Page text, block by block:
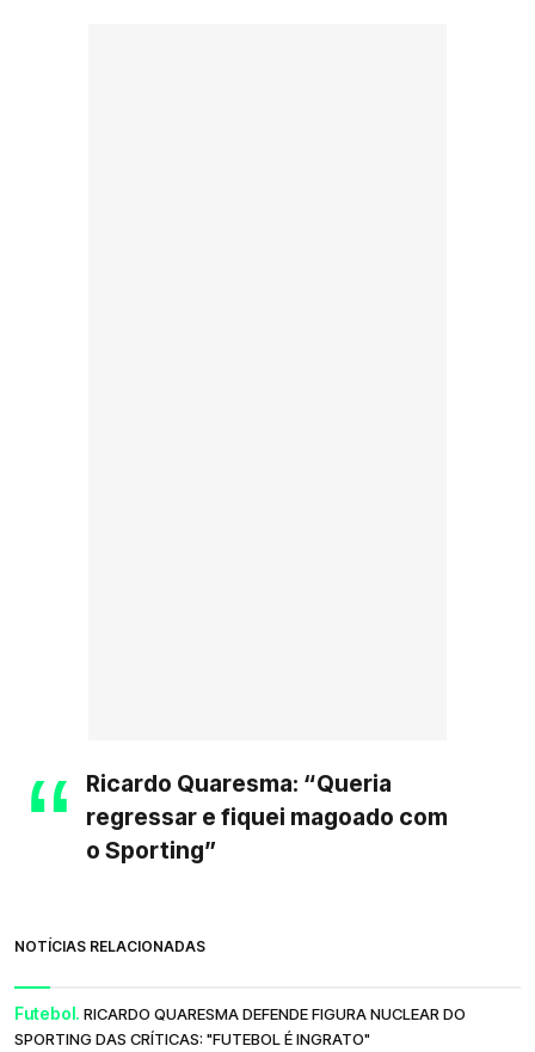
Ricardo Quaresma: “Queria
regressar e fiquei magoado com
o Sporting”
NOTÍCIAS RELACIONADAS
Futebol. RICARDO QUARESMA DEFENDE FIGURA NUCLEAR DO
SPORTING DAS CRÍTICAS: "FUTEBOL É INGRATO"